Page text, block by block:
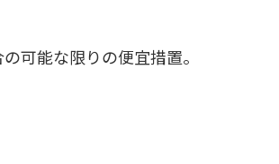
可能な限りの便宜措置。